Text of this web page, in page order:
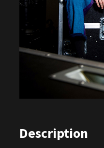
Description